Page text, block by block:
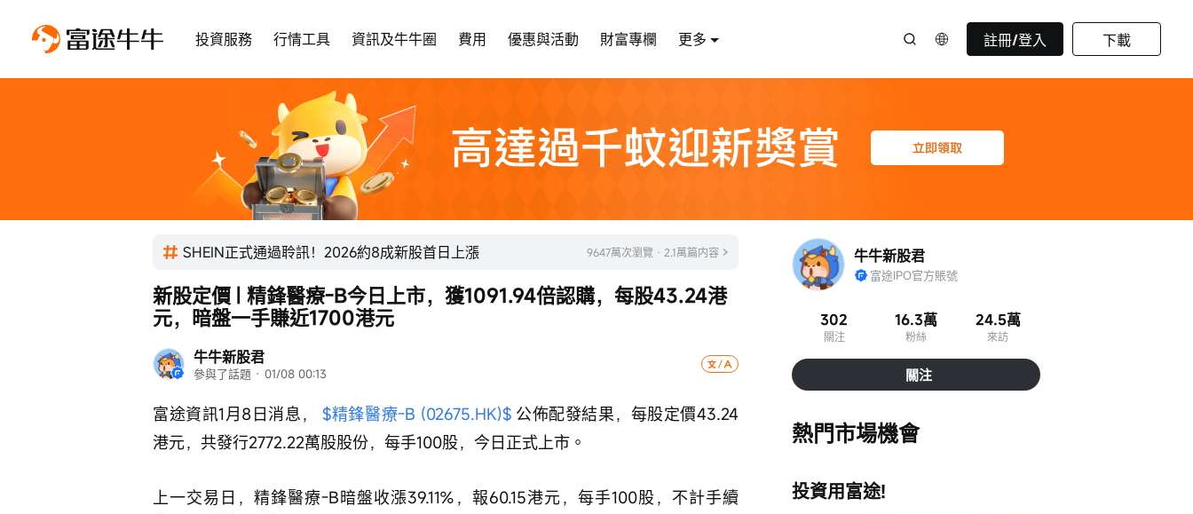
投資服務 行情工具 資訊及牛牛圈 費用 優惠與活動 財富專欄 更多 註冊/登入 下載
SHEIN正式通過聆訊！2026約8成新股首日上漲 9647萬次瀏覽 · 2.1萬篇内容
牛牛新股君
參與了話題 · 01/08 00:13
新股定價 | 精鋒醫療-B今日上市，獲1091.94倍認購，每股43.24港
元，暗盤一手賺近1700港元
富途資訊1月8日消息， $精鋒醫療-B (02675.HK)$ 公佈配發結果，每股定價43.24
港元，共發行2772.22萬股股份，每手100股，今日正式上市。
上一交易日，精鋒醫療-B暗盤收漲39.11%，報60.15港元，每手100股，不計手續
牛牛新股君
富途IPO官方賬號
302
關注
16.3萬
粉絲
24.5萬
來訪
關注
熱門市場機會
投資用富途!